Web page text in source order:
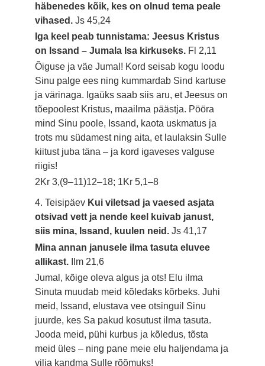
häbenedes kõik, kes on olnud tema peale
vihased.Js 45,24
Iga keel peab tunnistama: Jeesus Kristus
on Issand – Jumala Isa kirkuseks. Fl 2,11
Õiguse ja väe Jumal! Kord seisab kogu loodu
Sinu palge ees ning kummardab Sind kartuse
ja värinaga. Igaüks saab siis aru, et Jeesus on
tõepoolest Kristus, maailma päästja. Pööra
mind Sinu poole, Issand, kaota uskmatus ja
trots mu südamest ning aita, et laulaksin Sulle
kiitust juba täna – ja kord igaveses valguse
riigis!
2Kr 3,(9–11)12–18; 1Kr 5,1–8
4. Teisipäev Kui viletsad ja vaesed asjata
otsivad vett ja nende keel kuivab janust,
siis mina, Issand, kuulen neid.Js 41,17
Mina annan janusele ilma tasuta eluvee
allikast.
Ilm 21,6
Jumal, kõige oleva algus ja ots! Elu ilma
Sinuta muudab meid kõledaks kõrbeks. Juhi
meid, Issand, elustava vee otsinguil Sinu
juurde, kes Sa pakud kosutust ilma tasuta.
Jooda meid, pühi kurbus ja kõledus, tõsta
meid üles – ning pane meie elu haljendama ja
vilja kandma Sulle rõõmuks!